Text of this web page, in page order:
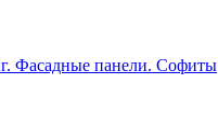
Фасадные панели. Софиты